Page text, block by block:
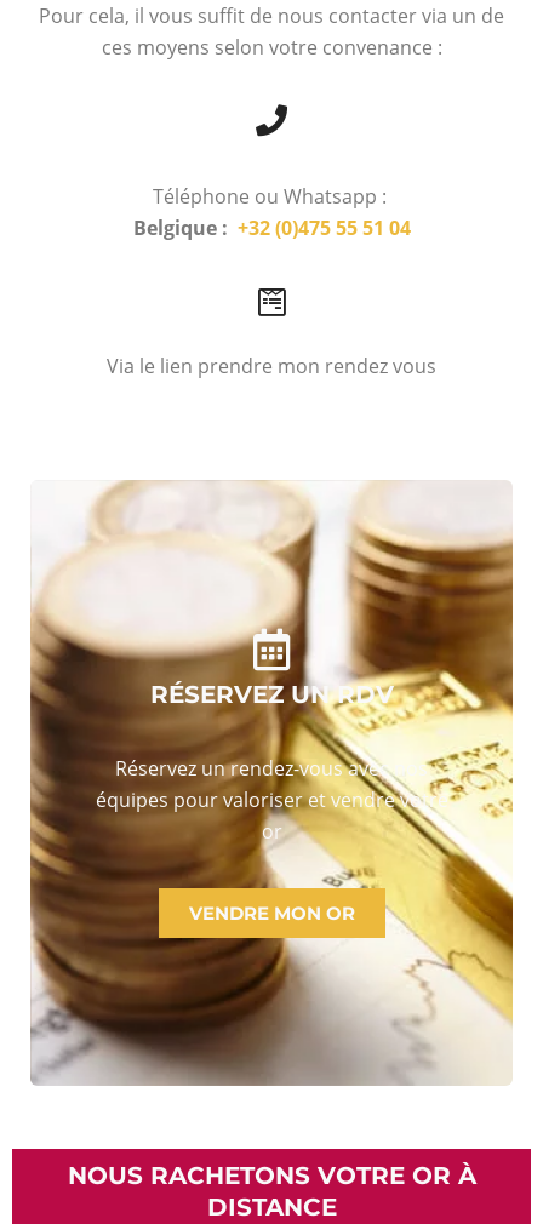
Pour cela, il vous suffit de nous contacter via un de
ces moyens selon votre convenance :
Téléphone ou Whatsapp :
Belgique : +32 (0)475 55 51 04
Via le lien prendre mon rendez vous
RÉSERVEZ UN RDV
Réservez un rendez-vous avec nos
équipes pour valoriser et vendre votre
or
VENDRE MON OR
NOUS RACHETONS VOTRE OR À
DISTANCE